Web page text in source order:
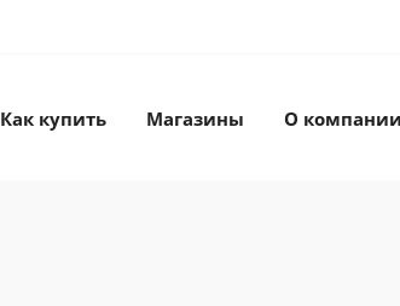
Как купить Магазины О компании